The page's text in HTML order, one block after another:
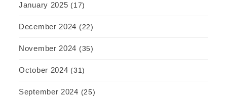
January 2025 (17)
December 2024 (22)
November 2024 (35)
October 2024 (31)
September 2024 (25)